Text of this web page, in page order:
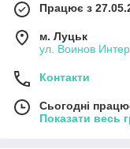
Працює з
м. Луцьк
ул. Воинов
Контакти
Сьогодні
Показати весь